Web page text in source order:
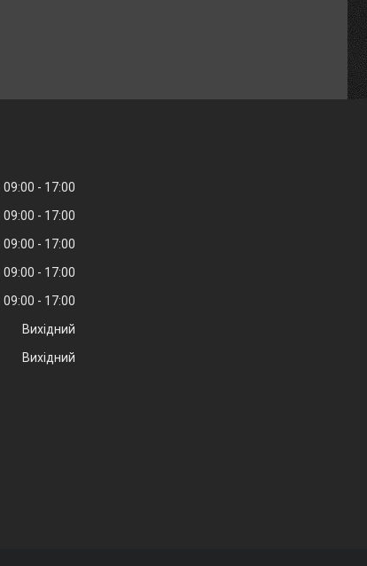
09:00
17:00
09:00
17:00
09:00
17:00
09:00
17:00
09:00
17:00
Вихідний
Вихідний